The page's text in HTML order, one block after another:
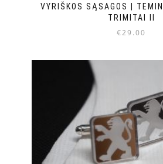
VYRIŠKOS SĄSAGOS |
TRIMITAI II
€29.00